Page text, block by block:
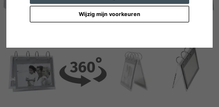
Wijzig mijn voorkeuren